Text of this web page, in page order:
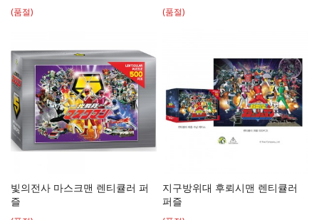
(품절) (품절)
빛의전사 마스크맨 렌티큘러 퍼
즐
지구방위대 후뢰시맨 렌티큘러
퍼즐